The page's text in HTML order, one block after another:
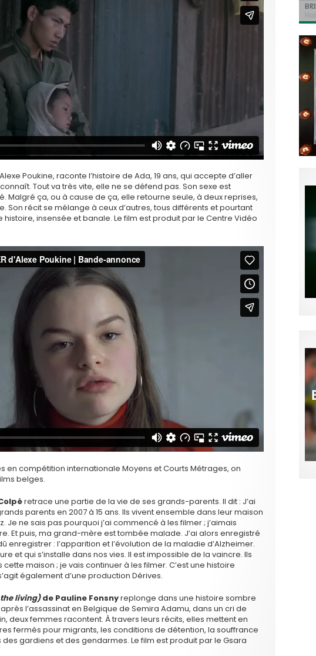
Poukine, raconte l’histoire de Ada, 19 ans, qui accepte d’aller
Tout va très vite, elle ne se défend pas. Son sexe est
Malgré ça, ou à cause de ça, elle retourne seule, à deux reprises,
Son récit se mélange à ceux d’autres, tous différents et pourtant
insensée et banale. Le film est produit par le Centre Vidéo
en compétition internationale Moyens et Courts Métrages, on
belges.
retrace une partie de la vie de ses grands-parents. Il dit : J’ai
parents en 2007 à 15 ans. Ils vivent ensemble dans leur maison
Je ne sais pas pourquoi j’ai commencé à les filmer ; j’aimais
Et puis, ma grand-mère est tombée malade. J’ai alors enregistré
enregistrer : l’apparition et l’évolution de la maladie d’Alzheimer.
et qui s’installe dans nos vies. Il est impossible de la vaincre. Ils
maison ; je vais continuer à les filmer. C’est une histoire
également d’une production Dérives.
the living)de Pauline Fonsnyreplonge dans une histoire sombre
l’assassinat en Belgique de Semira Adamu, dans un cri de
deux femmes racontent. À travers leurs récits, elles mettent en
fermés pour migrants, les conditions de détention, la souffrance
gardiens et des gendarmes. Le film est produit par le Gsara
«
«
«